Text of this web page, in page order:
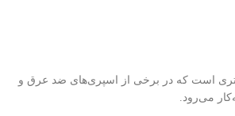
است که در برخی از اسپری‌های ضد عرق و
می‌رود.